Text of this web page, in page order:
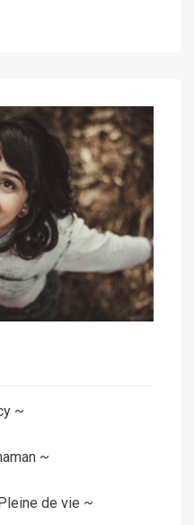
~
~
de vie ~